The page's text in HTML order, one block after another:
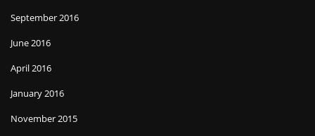
September 2016
June 2016
April 2016
January 2016
November 2015